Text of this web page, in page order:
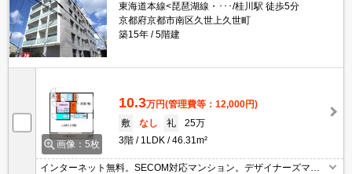
東海道本線<琵琶湖線・･･･/桂川駅 徒歩5分
京都府京都市南区久世上久世町
築15年
5階建
画像：5枚
10.3万円(管理費等：12,000円)
敷
なし 礼
25万
3階
1LDK 46.31m²
インターネット無料。SECOM対応マンション。デザイナーズマン